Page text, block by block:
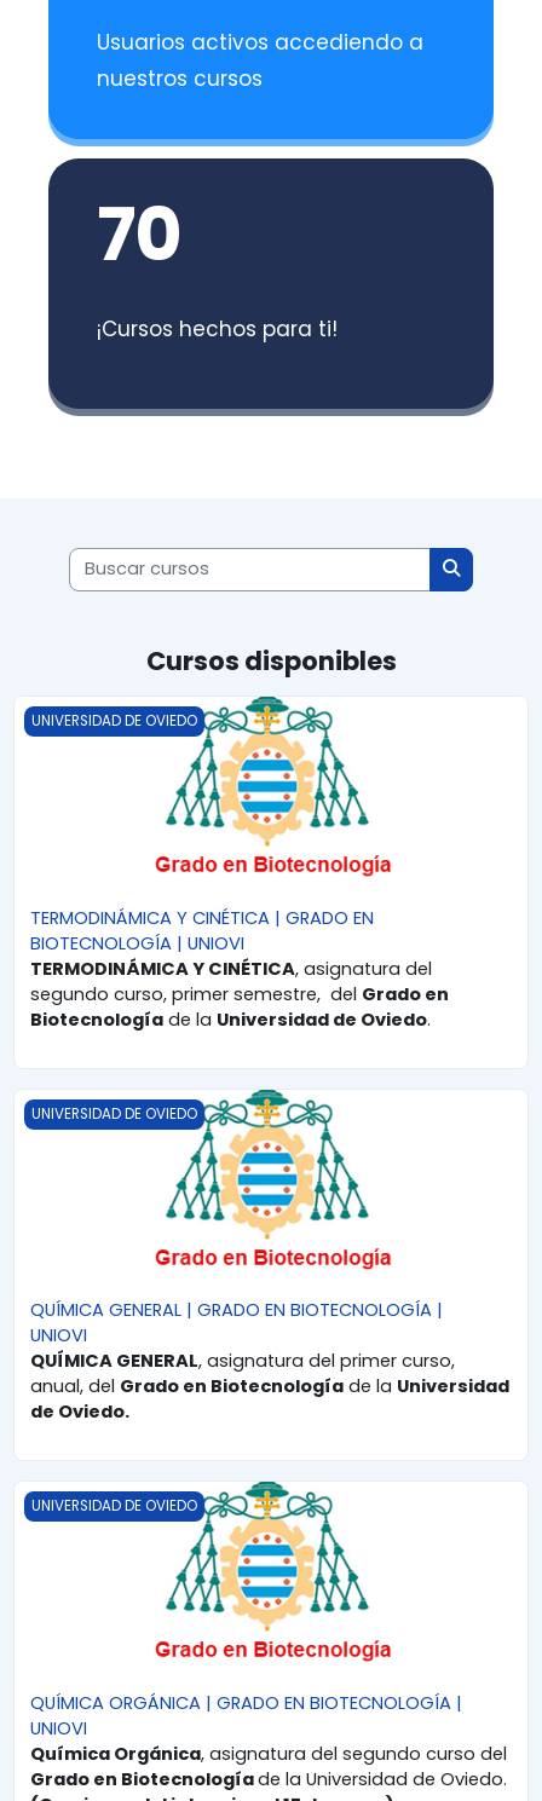
Usuarios activos accediendo a
nuestros cursos
70
¡Cursos hechos para ti!
Buscar cursos
Buscar
Cursos disponibles
TERMODINÁMICA Y CINÉTICA | GRADO EN BIOTECNOLOGÍA |
UNIVERSIDAD DE OVIEDO
TERMODINÁMICA Y CINÉTICA | GRADO EN
BIOTECNOLOGÍA | UNIOVI
TERMODINÁMICA Y CINÉTICA, asignatura del
segundo curso, primer semestre, del Grado en
Biotecnología de la Universidad de Oviedo.
QUÍMICA GENERAL | GRADO EN BIOTECNOLOGÍA | UNIOVI
UNIVERSIDAD DE OVIEDO
QUÍMICA GENERAL | GRADO EN BIOTECNOLOGÍA |
UNIOVI
QUÍMICA GENERAL, asignatura del primer curso,
anual, del Grado en Biotecnología de la Universidad
de Oviedo.
QUÍMICA ORGÁNICA | GRADO EN BIOTECNOLOGÍA | UNIOVI
UNIVERSIDAD DE OVIEDO
QUÍMICA ORGÁNICA | GRADO EN BIOTECNOLOGÍA |
UNIOVI
Química Orgánica, asignatura del segundo curso del
Grado en Biotecnologíade la Universidad de Oviedo.